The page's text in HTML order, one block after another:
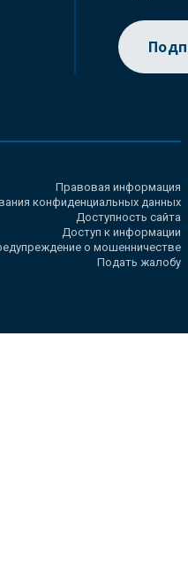
Правовая информация
конфиденциальных данных
Доступность сайта
Доступ к информации
о мошенничестве
Подать жалобу